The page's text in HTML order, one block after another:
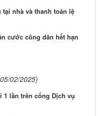
nhà và thanh toán lệ
cước công dân hết hạn
02/2025)
1 lần trên cổng Dịch vụ